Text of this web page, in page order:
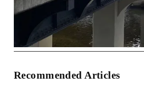
Recommended Articles